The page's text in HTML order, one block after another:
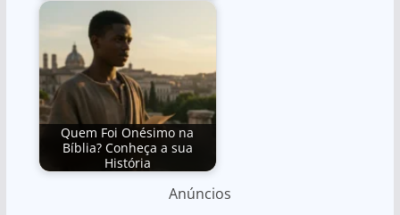
Quem Foi Onésimo na
Bíblia? Conheça a sua
História
Anúncios